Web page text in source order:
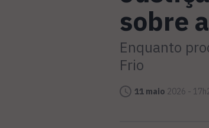
sobre
Enquanto
Frio
11 maio 2026 -